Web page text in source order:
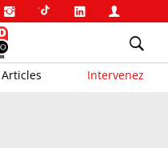
Articles Intervenez